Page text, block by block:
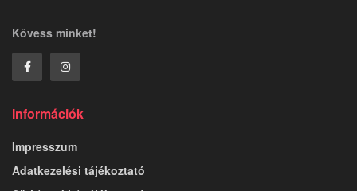
Kövess minket!
Információk
Impresszum
Adatkezelési tájékoztató